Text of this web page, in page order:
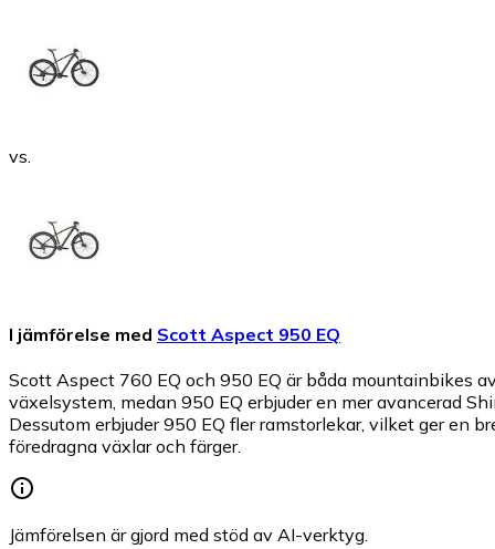
vs.
I jämförelse med Scott Aspect 950 EQ
Scott Aspect 760 EQ och 950 EQ är båda mountainbikes
växelsystem, medan 950 EQ erbjuder en mer avancerad
Dessutom erbjuder 950 EQ fler ramstorlekar, vilket ger en
föredragna växlar och färger.
Jämförelsen är gjord med stöd av AI-verktyg.